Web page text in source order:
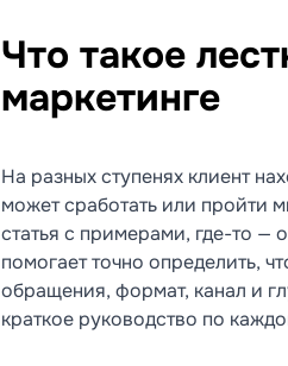
Что такое
маркетинге
На разных ступенях клиент
может сработать или пройти
статья с примерами, где-то —
помогает точно определить,
обращения, формат, канал и
краткое руководство по